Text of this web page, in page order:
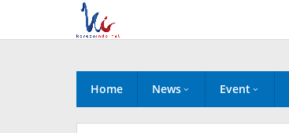
content
Home News Event